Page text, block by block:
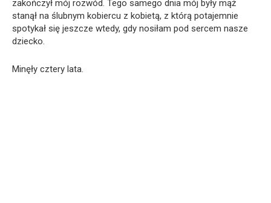
zakończył mój rozwód. Tego samego dnia mój były mąż
stanął na ślubnym kobiercu z kobietą, z którą potajemnie
spotykał się jeszcze wtedy, gdy nosiłam pod sercem nasze
dziecko.
Minęły cztery lata.